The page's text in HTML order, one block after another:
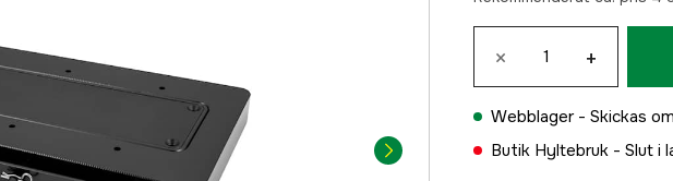
× +
Webblager - Skickas
Butik Hyltebruk - Slut i